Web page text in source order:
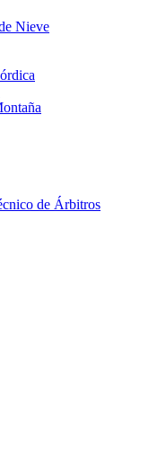
Nieve
de Árbitros